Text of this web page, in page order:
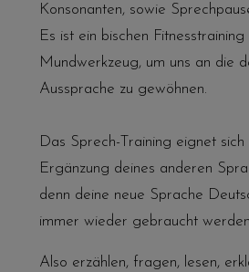
Konsonanten, sowie
Es ist ein bischen
Mundwerkzeug, um uns an die
Aussprache zu gewöhnen.
Das Sprech-Training eignet
Ergänzung deines anderen
denn deine neue Sprache
immer wieder gebraucht
Also erzählen, fragen, lesen,